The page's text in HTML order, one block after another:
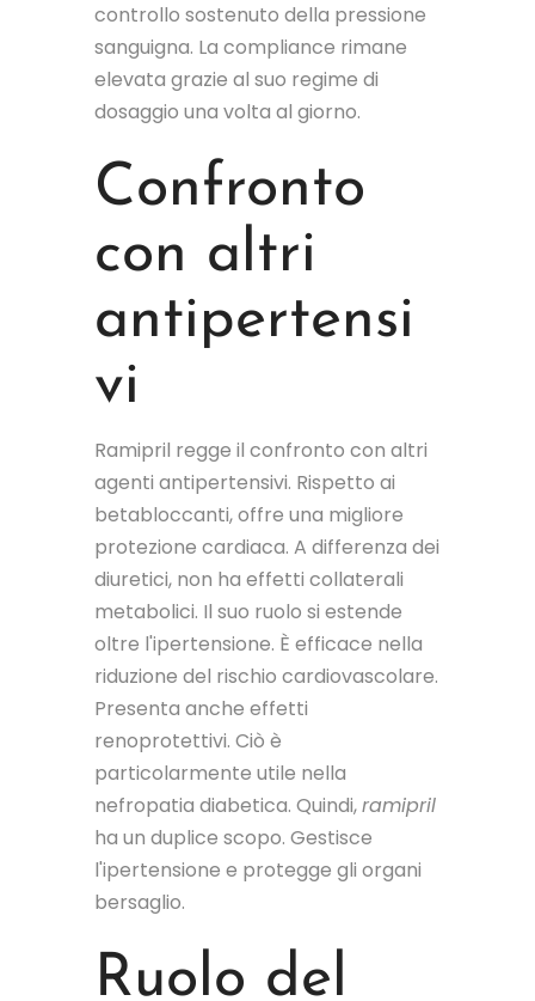
controllo sostenuto della pressione
sanguigna. La compliance rimane
elevata grazie al suo regime di
dosaggio una volta al giorno.
Confronto
con altri
antipertensi
vi
Ramipril regge il confronto con altri
agenti antipertensivi. Rispetto ai
betabloccanti, offre una migliore
protezione cardiaca. A differenza dei
diuretici, non ha effetti collaterali
metabolici. Il suo ruolo si estende
oltre l'ipertensione. È efficace nella
riduzione del rischio cardiovascolare.
Presenta anche effetti
renoprotettivi. Ciò è
particolarmente utile nella
nefropatia diabetica. Quindi,ramipril
ha un duplice scopo. Gestisce
l'ipertensione e protegge gli organi
bersaglio.
Ruolo del